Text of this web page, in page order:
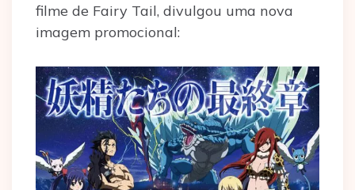
filme de Fairy Tail, divulgou uma nova
imagem promocional: